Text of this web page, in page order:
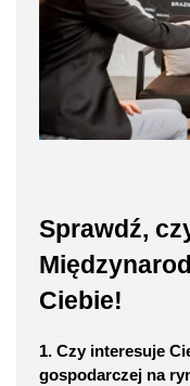
Sprawdź,
Ciebie!
1. Czy interesuje
gospodarczej na